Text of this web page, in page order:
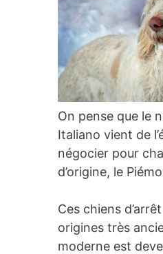
On pense que le
Italiano vient de
négocier pour
d’origine, le
Ces chiens
origines très
moderne est